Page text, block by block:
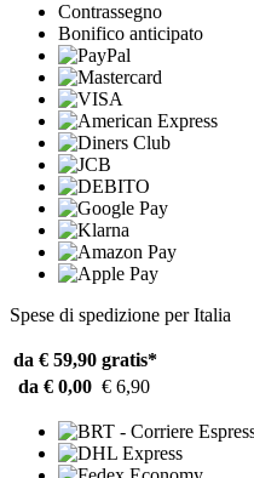
Contrassegno
Bonifico anticipato
Spese di spedizione per Italia
da € 59,90 gratis*
da € 0,00 € 6,90